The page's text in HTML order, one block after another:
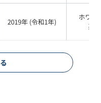
2019年 (令和1年)
ホワイ
系